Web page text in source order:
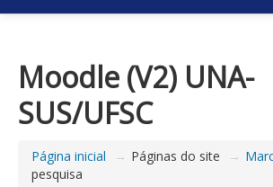
Moodle (V2) UNA-
SUS/UFSC
Página inicial → Páginas do site →
pesquisa